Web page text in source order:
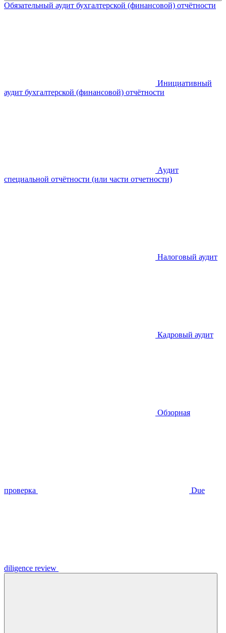
Обязательный аудит бухгалтерской (финансовой) отчётности
Инициативный
аудит бухгалтерской (финансовой) отчётности
Аудит
специальной отчётности (или части отчетности)
Налоговый аудит
Кадровый аудит
Обзорная
проверка Due
diligence review